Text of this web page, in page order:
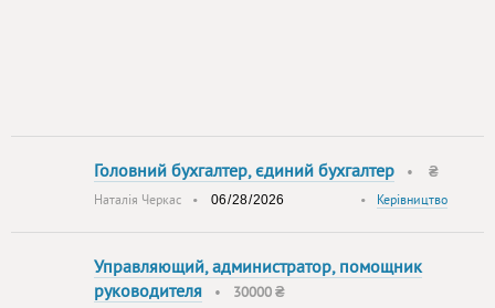
Головний бухгалтер, єдиний бухгалтер • ₴
Наталія Черкас • • Керівництво
Управляющий, администратор, помощник
руководителя • 30000 ₴